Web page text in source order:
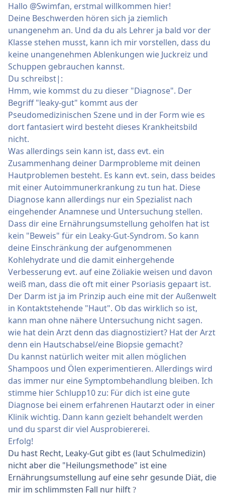
Hallo @Swimfan, erstmal willkommen hier!
Deine Beschwerden hören sich ja ziemlich
unangenehm an. Und da du als Lehrer ja bald vor der
Klasse stehen musst, kann ich mir vorstellen, dass du
keine unangenehmen Ablenkungen wie Juckreiz und
Schuppen gebrauchen kannst.
Du schreibst|:
Hmm, wie kommst du zu dieser "Diagnose". Der
Begriff "leaky-gut" kommt aus der
Pseudomedizinischen Szene und in der Form wie es
dort fantasiert wird besteht dieses Krankheitsbild
nicht.
Was allerdings sein kann ist, dass evt. ein
Zusammenhang deiner Darmprobleme mit deinen
Hautproblemen besteht. Es kann evt. sein, dass beides
mit einer Autoimmunerkrankung zu tun hat. Diese
Diagnose kann allerdings nur ein Spezialist nach
eingehender Anamnese und Untersuchung stellen.
Dass dir eine Ernährungsumstellung geholfen hat ist
kein "Beweis" für ein Leaky-Gut-Syndrom. So kann
deine Einschränkung der aufgenommenen
Kohlehydrate und die damit einhergehende
Verbesserung evt. auf eine Zöliakie weisen und davon
weiß man, dass die oft mit einer Psoriasis gepaart ist.
Der Darm ist ja im Prinzip auch eine mit der Außenwelt
in Kontaktstehende "Haut". Ob das wirklich so ist,
kann man ohne nähere Untersuchung nicht sagen.
wie hat dein Arzt denn das diagnostiziert? Hat der Arzt
denn ein Hautschabsel/eine Biopsie gemacht?
Du kannst natürlich weiter mit allen möglichen
Shampoos und Ölen experimentieren. Allerdings wird
das immer nur eine Symptombehandlung bleiben. Ich
stimme hier Schlupp10 zu: Für dich ist eine gute
Diagnose bei einem erfahrenen Hautarzt oder in einer
Klinik wichtig. Dann kann gezielt behandelt werden
und du sparst dir viel Ausprobiererei.
Erfolg!
Du hast Recht, Leaky-Gut gibt es (laut Schulmedizin)
nicht aber die "Heilungsmethode" ist eine
Ernährungsumstellung auf eine sehr gesunde Diät, die
mir im schlimmsten Fall nur hilft ?